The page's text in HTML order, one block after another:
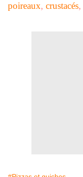
poireaux, crustacés,